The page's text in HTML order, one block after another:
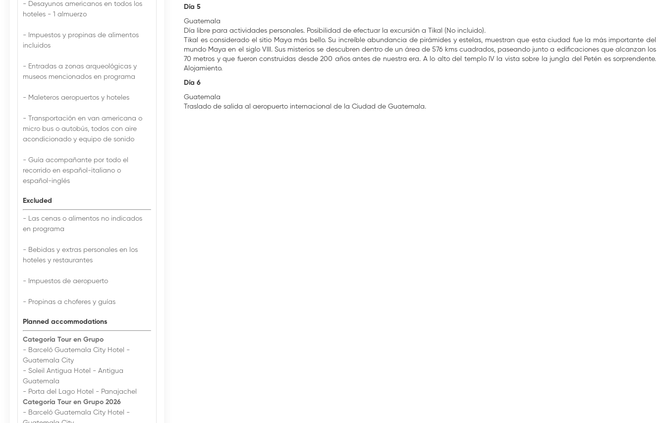
Día 5
Guatemala
Día libre para actividades personales. Posibilidad de efectuar la excursión a Tikal (No incluido).
Tikal es considerado el sitio Maya más bello. Su increíble abundancia de pirámides y estelas, muestran que esta ciudad fue la más importante del
mundo Maya en el siglo VIII. Sus misterios se descubren dentro de un área de 576 kms cuadrados, paseando junto a edificaciones que alcanzan los
70 metros y que fueron construidas desde 200 años antes de nuestra era. A lo alto del templo IV la vista sobre la jungla del Petén es sorprendente.
Alojamiento.
Día 6
Guatemala
Traslado de salida al aeropuerto internacional de la Ciudad de Guatemala.
- Desayunos americanos en todos los
hoteles - 1 almuerzo
- Impuestos y propinas de alimentos
incluidos
- Entradas a zonas arqueológicas y
museos mencionados en programa
- Maleteros aeropuertos y hoteles
- Transportación en van americana o
micro bus o autobús, todos con aire
acondicionado y equipo de sonido
- Guía acompañante por todo el
recorrido en español-italiano o
español-inglés
Excluded
- Las cenas o alimentos no indicados
en programa
- Bebidas y extras personales en los
hoteles y restaurantes
- Impuestos de aeropuerto
- Propinas a choferes y guías
Planned accommodations
Categoría Tour en Grupo
- Barceló Guatemala City Hotel -
Guatemala City
- Soleil Antigua Hotel - Antigua
Guatemala
- Porta del Lago Hotel - Panajachel
Categoría Tour en Grupo 2026
- Barceló Guatemala City Hotel -